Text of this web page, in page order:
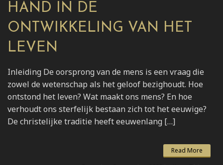
HAND IN DE
ONTWIKKELING VAN HET
LEVEN
Inleiding De oorsprong van de mens is een vraag die
zowel de wetenschap als het geloof bezighoudt. Hoe
ontstond het leven? Wat maakt ons mens? En hoe
verhoudt ons sterfelijk bestaan zich tot het eeuwige?
De christelijke traditie heeft eeuwenlang […]
Read More